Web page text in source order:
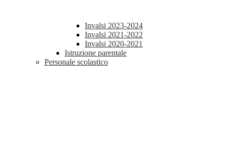
Invalsi 2023-2024
Invalsi 2021-2022
Invalsi 2020-2021
Istruzione parentale
Personale scolastico